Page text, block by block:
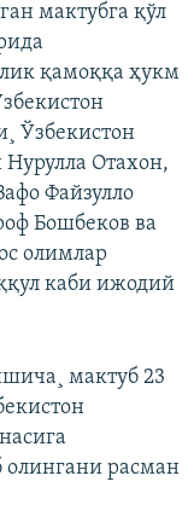
мактубга қўл
қамоққа ҳукм
Ўзбекистон
Нурулла Отахон,
Файзулло
Бошбеков ва
олимлар
каби ижодий
мактуб 23
олингани расман